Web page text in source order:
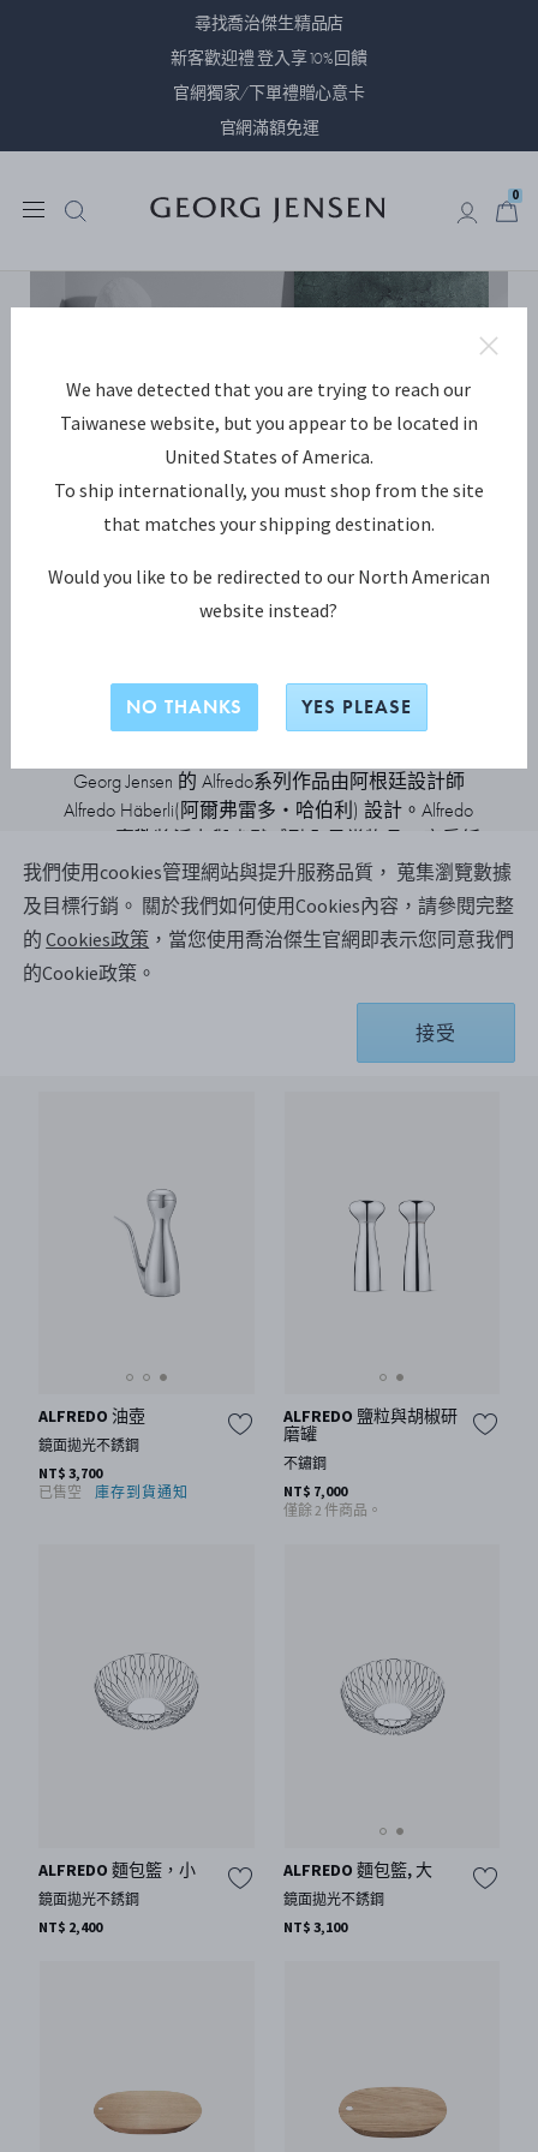
尋找喬治傑生精品店
新客歡迎禮 登入享10%回饋
官網獨家/下單禮贈心意卡
官網滿額免運
0
Alfredo系列
Georg Jensen 的 Alfredo系列作品由阿根廷設計師
Alfredo Häberli(阿爾弗雷多・哈伯利) 設計。Alfredo
Häberli 喜歡將活力與幽默感融入日常物品，廚房紙
巾架、椒鹽罐、麵包籃、水瓶和鑰匙圈等一系列作
品擺放一起時完整且和諧，為您的日常家務增添雅
致風格。
按照以下排列：
ALFREDO 油壺
鏡面拋光不銹鋼
NT$ 3,700
已售空
庫存到貨通知
ALFREDO 鹽粒與胡椒研
磨罐
不鏽鋼
NT$ 7,000
僅餘 2 件商品。
ALFREDO 麵包籃，小
鏡面拋光不銹鋼
NT$ 2,400
ALFREDO 麵包籃, 大
鏡面拋光不銹鋼
NT$ 3,100
我們使用cookies管理網站與提升服務品質， 蒐集瀏覽數據
及目標行銷。 關於我們如何使用Cookies內容，請參閱完整
的Cookies政策 ，當您使用喬治傑生官網即表示您同意我們
的Cookie政策。
接受
We have detected that you are trying to reach our
Taiwanese website, but you appear to be located in
United States of America.
To ship internationally, you must shop from the site
that matches your shipping destination.
Would you like to be redirected to our North American
website instead?
NO THANKS YES PLEASE